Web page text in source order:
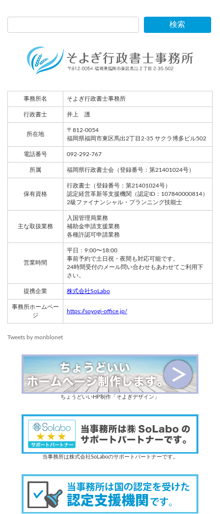
検索
事務所名 そよぎ行政書士事務所
行政書士 井上 護
所在地
〒812-0054
福岡県福岡市東区馬出2丁目2-35 サクラ博多ビル502
電話番号 092-292-767
所属 福岡県行政書士会（登録番号：第21401024号）
保有資格
行政書士（登録番号：第21401024号）
認定経営革新等支援機関（認定ID：107840000814）
2級ファイナンシャル・プランニング技能士
主な取扱業務
入国管理局業務
補助金申請支援業務
各種許認可申請業務
営業時間
平日：9:00〜18:00
事前予約で土日祝・夜間も対応可能です。
24時間受付のメール問い合わせもあわせてご利用下
さい。
提携企業 株式会社SoLabo
事務所ホームペー
ジ
https://soyogi-office.jp/
Tweets by monblonet
ちょうどいいHP制作「そよぎデザイン」
当事務所は株式会社SoLaboのサポートパートナーです。